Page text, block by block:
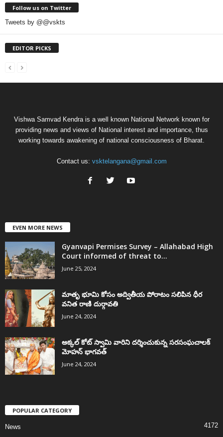
Follow us on Twitter
Tweets by @@vskts
EDITOR PICKS
Vishwa Samvad Kendra is a well known National Network known for
providing news and views of National interest and importance, thus
working towards awakening of national consciousness of Bharat.
Contact us: vsktelangana@gmail.com
EVEN MORE NEWS
Gyanvapi Permises Survey – Allahabad High
Court informed of threat to...
June 25, 2024
మాతృ భూమి కోసం అద్వితీయ పోరాటం సలిపిన ధీర
వనిత రాణి దుర్గావతి
June 24, 2024
అక్కల్‌ కోట్‌ స్వామి వారిని దర్శించుకున్న సరసంఘచాలక్
మోహన్ భాగవత్
June 24, 2024
POPULAR CATEGORY
News
4172